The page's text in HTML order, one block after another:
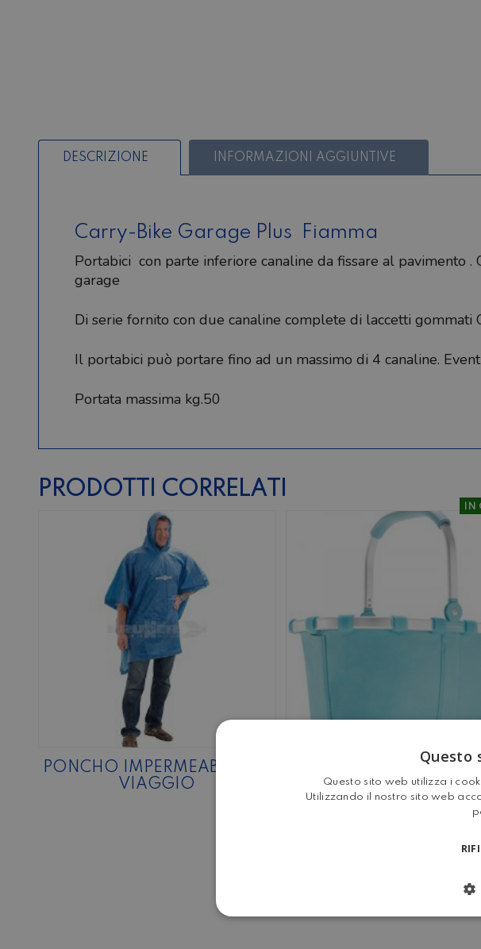
DESCRIZIONE INFORMAZIONI AGGIUNTIVE
Carry-Bike Garage Plus Fiamma
Portabici con parte inferiore canaline da fissare al pavimento
garage
Di serie fornito con due canaline complete di laccetti gommati
Il portabici può portare fino ad un massimo di 4 canaline.
Portata massima kg.50
PRODOTTI CORRELATI
PONCHO IMPERMEABILE DA
VIAGGIO
IN
CESTINO PER LA
REISENTHEL
Questo
Questo sito web utilizza i
Utilizzando il nostro sito web